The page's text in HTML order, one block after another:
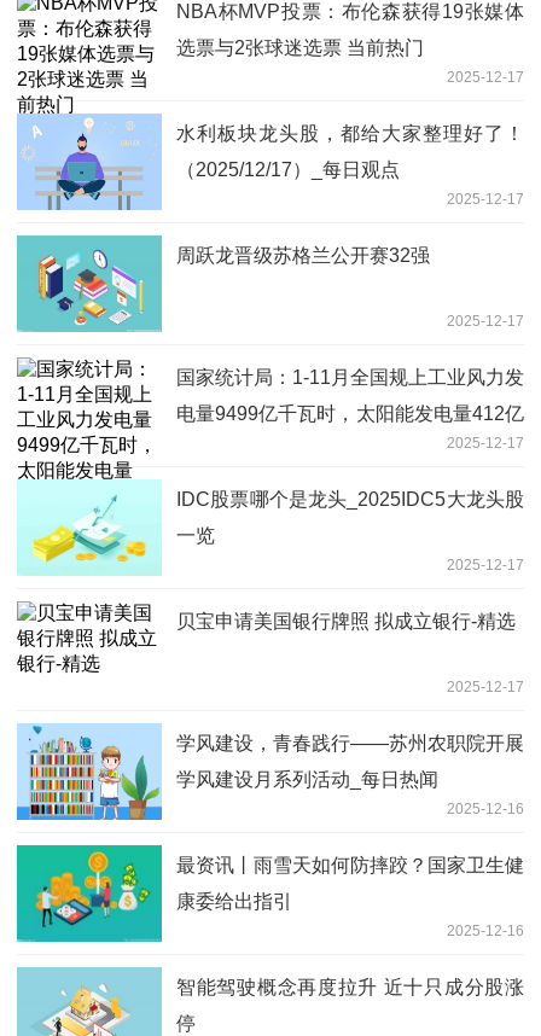
NBA杯MVP投票：布伦森获得19张媒体
选票与2张球迷选票 当前热门
2025-12-17
水利板块龙头股，都给大家整理好了！
（2025/12/17）_每日观点
2025-12-17
周跃龙晋级苏格兰公开赛32强
2025-12-17
国家统计局：1-11月全国规上工业风力发
电量9499亿千瓦时，太阳能发电量412亿
2025-12-17
IDC股票哪个是龙头_2025IDC5大龙头股
一览
2025-12-17
贝宝申请美国银行牌照 拟成立银行-精选
2025-12-17
学风建设，青春践行——苏州农职院开展
学风建设月系列活动_每日热闻
2025-12-16
最资讯丨雨雪天如何防摔跤？国家卫生健
康委给出指引
2025-12-16
智能驾驶概念再度拉升 近十只成分股涨
停